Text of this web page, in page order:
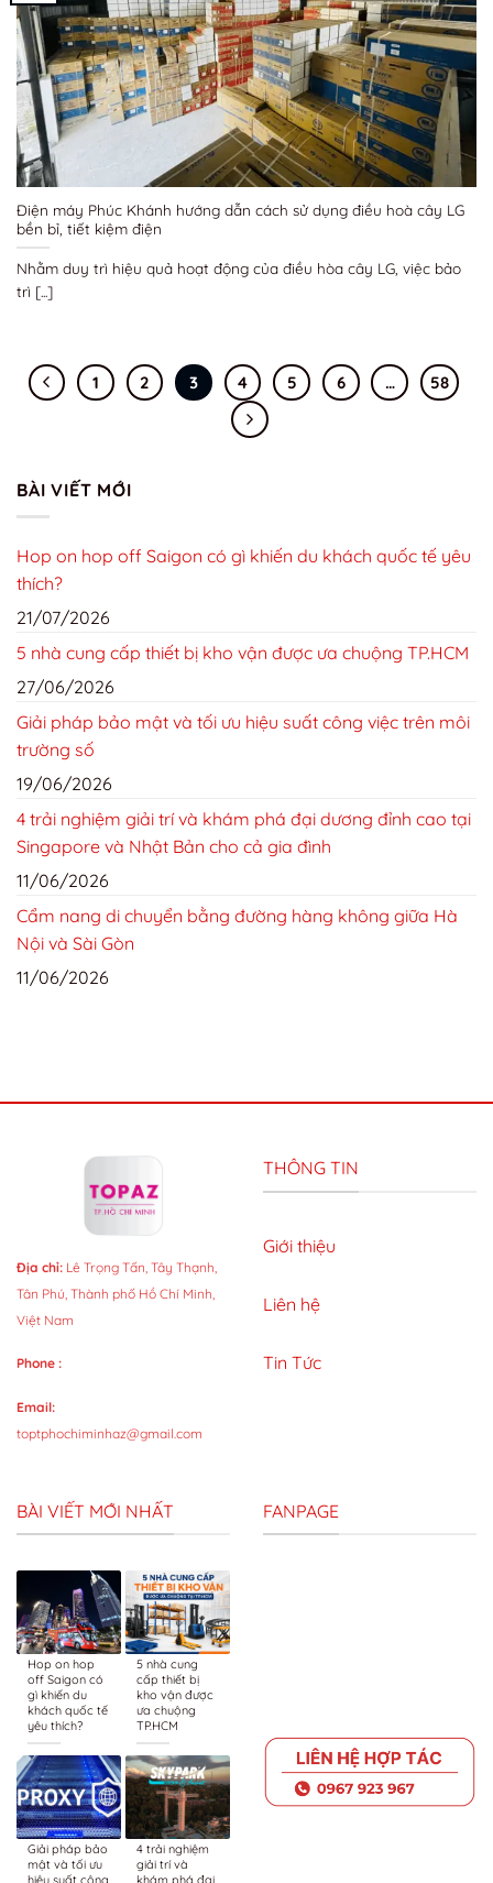
Điện máy Phúc Khánh hướng dẫn cách sử dụng điều hoà cây LG
bền bỉ, tiết kiệm điện
Nhằm duy trì hiệu quả hoạt động của điều hòa cây LG, việc bảo
trì [...]
1 2 3 4 5 6 … 58
BÀI VIẾT MỚI
Hop on hop off Saigon có gì khiến du khách quốc tế yêu
thích?
21/07/2026
5 nhà cung cấp thiết bị kho vận được ưa chuộng TP.HCM
27/06/2026
Giải pháp bảo mật và tối ưu hiệu suất công việc trên môi
trường số
19/06/2026
4 trải nghiệm giải trí và khám phá đại dương đỉnh cao tại
Singapore và Nhật Bản cho cả gia đình
11/06/2026
Cẩm nang di chuyển bằng đường hàng không giữa Hà
Nội và Sài Gòn
11/06/2026
Địa chỉ: Lê Trọng Tấn, Tây Thạnh,
Tân Phú, Thành phố Hồ Chí Minh,
Việt Nam
Phone :
Email:
toptphochiminhaz@gmail.com
THÔNG TIN
Giới thiệu
Liên hệ
Tin Tức
BÀI VIẾT MỚI NHẤT
Hop on hop
off Saigon có
gì khiến du
khách quốc tế
yêu thích?
5 nhà cung
cấp thiết bị
kho vận được
ưa chuộng
TP.HCM
Giải pháp bảo
mật và tối ưu
hiệu suất công
4 trải nghiệm
giải trí và
khám phá đại
FANPAGE